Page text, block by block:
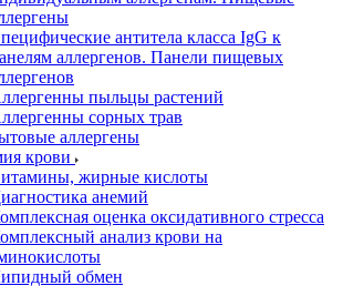
антитела класса IgG к
аллергенов. Панели пищевых
пыльцы растений
сорных трав
аллергены
крови
жирные кислоты
анемий
оценка оксидативного стресса
анализ крови на
обмен